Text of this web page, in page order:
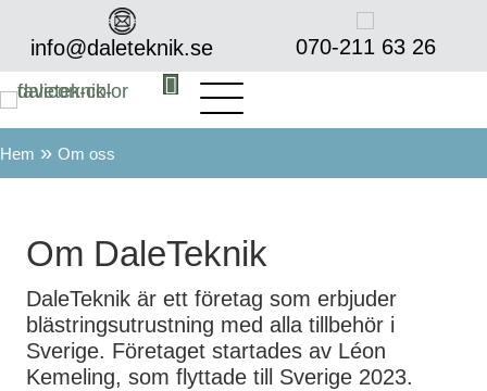
info@daleteknik.se 070-211 63 26‬
Hem » Om oss
Om DaleTeknik
DaleTeknik är ett företag som erbjuder
blästringsutrustning med alla tillbehör i
Sverige. Företaget startades av Léon
Kemeling, som flyttade till Sverige 2023.